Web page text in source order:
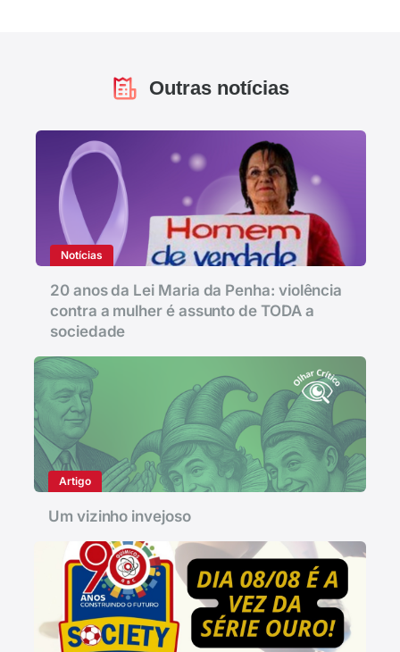
Outras notícias
Notícias
20 anos da Lei Maria da Penha: violência
contra a mulher é assunto de TODA a
sociedade
Artigo
Um vizinho invejoso